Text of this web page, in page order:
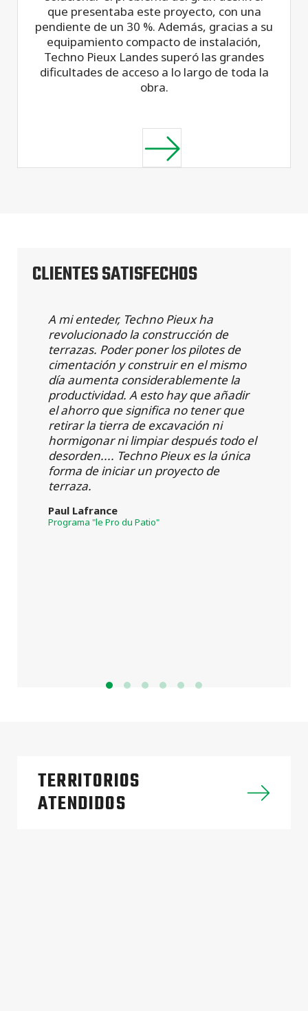
que presentaba este proyecto, con una
pendiente de un 30 %. Además, gracias a su
equipamiento compacto de instalación,
Techno Pieux Landes superó las grandes
dificultades de acceso a lo largo de toda la
obra.
CLIENTES SATISFECHOS
A mi enteder, Techno Pieux ha
revolucionado la construcción de
terrazas. Poder poner los pilotes de
cimentación y construir en el mismo
día aumenta considerablemente la
productividad. A esto hay que añadir
el ahorro que significa no tener que
retirar la tierra de excavación ni
hormigonar ni limpiar después todo el
desorden.... Techno Pieux es la única
forma de iniciar un proyecto de
terraza.
Paul Lafrance
Programa "le Pro du Patio"
TERRITORIOS
ATENDIDOS